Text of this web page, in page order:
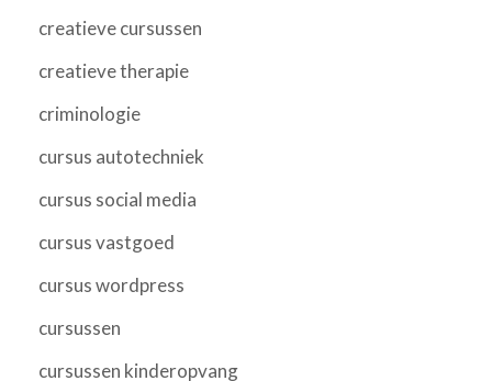
creatieve cursussen
creatieve therapie
criminologie
cursus autotechniek
cursus social media
cursus vastgoed
cursus wordpress
cursussen
cursussen kinderopvang